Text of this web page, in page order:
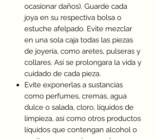
ocasionar daños). Guarde cada
joya en su respectiva bolsa o
estuche afelpado. Evite mezclar
en una sola caja todas las piezas
de joyería, como aretes, pulseras y
collares. Así se prolongara la vida y
cuidado de cada pieza.
Evite exponerlas a sustancias
como perfumes, cremas, agua
dulce o salada, cloro, líquidos de
limpieza, así como otros productos
líquidos que contengan alcohol o